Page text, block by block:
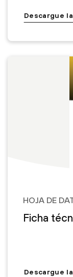
Descargue
HOJA DE
Ficha
Descargue